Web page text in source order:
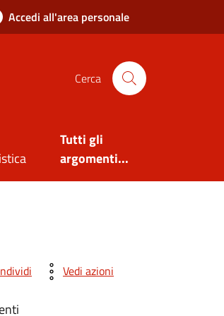
Accedi all'area personale
Cerca
Tutti gli
argomenti...
Vedi azioni